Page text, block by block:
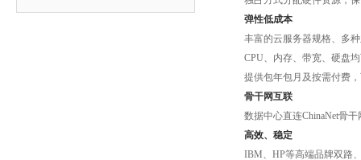
弹性低成本
丰富的云服务器规格、多
CPU、内存、带宽、硬盘
提供包年包月及按需付费
骨干网互联
数据中心直连ChinaNet骨
高效、稳定
IBM、HP等高端品牌双路